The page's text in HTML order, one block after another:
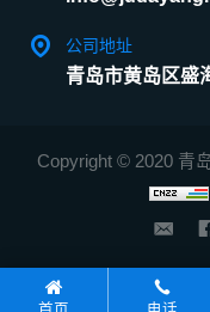
公司地址
青岛市黄岛区盛
Copyright © 2020 青